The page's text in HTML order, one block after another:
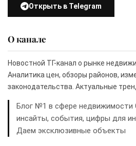
Открыть в Telegram
О канале
Новостной ТГ-канал о рынке
Аналитика цен, обзоры районов,
законодательства. Актуальные
Блог №1 в сфере недвижимости
инсайты, события, цифры для
Даем эксклюзивные объекты